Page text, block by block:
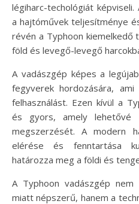
légiharc-techológiát
a hajtóművek teljesítménye
révén a Typhoon
föld és levegő-levegő
A vadászgép képes a
fegyverek hordozására,
felhasználást. Ezen kívül a
és gyors, amely
megszerzését. A modern
elérése és fenntartása
határozza meg a földi és
A Typhoon vadászgép
miatt népszerű, hanem a